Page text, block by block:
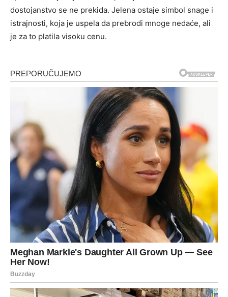
dostojanstvo se ne prekida. Jelena ostaje simbol snage i
istrajnosti, koja je uspela da prebrodi mnoge nedaće, ali
je za to platila visoku cenu.